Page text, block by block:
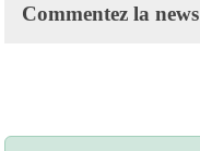
Commentez la news